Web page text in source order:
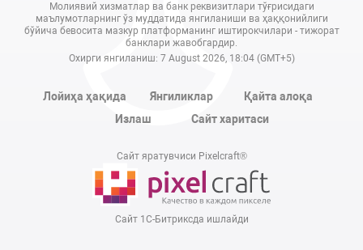
Молиявий хизматлар ва банк реквизитлари тўғрисидаги
маълумотларнинг ўз муддатида янгиланиши ва ҳаққонийлиги
бўйича бевосита мазкур платформанинг иштирокчилари - тижорат
банклари жавобгардир.
Охирги янгиланиш: 7 August 2026, 18:04 (GMT+5)
Лойиҳа ҳақида Янгиликлар
Қайта алоқа
Излаш
Сайт харитаси
Сайт яратувчиси Pixelcraft®
Сайт 1C-Битриксда ишлайди